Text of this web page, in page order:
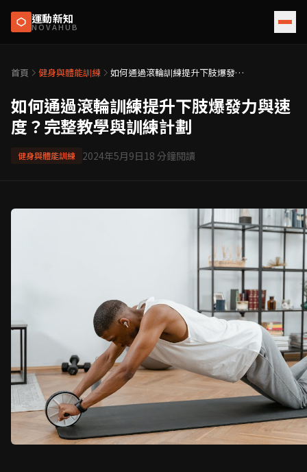
運動新知
NOVAHUB
首頁 健身與體能訓練
如何通過滾輪訓練提升下肢爆發力
如何通過滾輪訓練提升下肢爆發力與速
度？完整教學與訓練計劃
健身與體能訓練 2024年5月9日18 分鐘閱讀